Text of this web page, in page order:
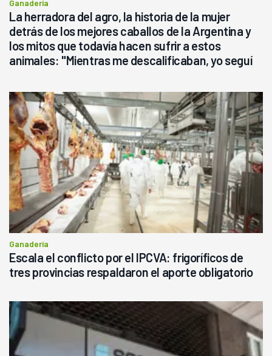
Ganadería
La herradora del agro, la historia de la mujer
detrás de los mejores caballos de la Argentina y
los mitos que todavía hacen sufrir a estos
animales: "Mientras me descalificaban, yo seguí
Ganadería
Escala el conflicto por el IPCVA: frigoríficos de
tres provincias respaldaron el aporte obligatorio